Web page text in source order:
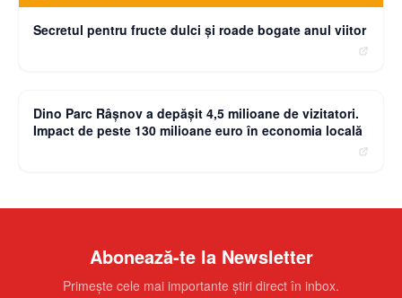
Secretul pentru fructe dulci și roade bogate anul viitor
Dino Parc Râșnov a depășit 4,5 milioane de vizitatori.
Impact de peste 130 milioane euro în economia locală
Abonează-te la Newsletter
Primește cele mai importante știri direct în inbox.